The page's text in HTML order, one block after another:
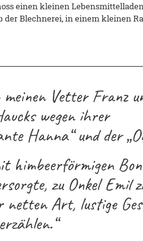
einen kleinen
der Blechnerei, in einem kleinen
Vetter Franz
wegen ihrer
Hanna“ und der
himbeerförmigen
zu Onkel Emil
netten Art, lustige